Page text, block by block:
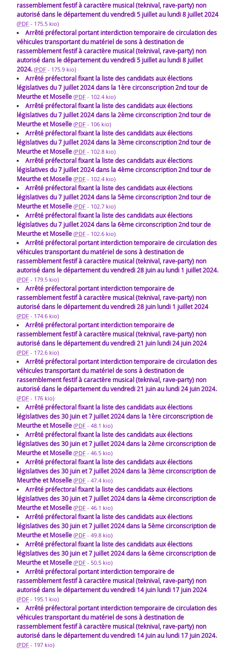
rassemblement festif à caractère musical (teknival, rave-party) non
autorisé dans le département du vendredi 5 juillet au lundi 8 juillet 2024
(PDF - 175.5 kio)
Arrêté préfectoral portant interdiction temporaire de circulation des
véhicules transportant du matériel de sons à destination de
rassemblement festif à caractère musical (teknival, rave-party) non
autorisé dans le département du vendredi 5 juillet au lundi 8 juillet
2024. (PDF - 175.9 kio)
Arrêté préfectoral fixant la liste des candidats aux élections
législatives du 7 juillet 2024 dans la 1ère circonscription 2nd tour de
Meurthe et Moselle (PDF - 102.4 kio)
Arrêté préfectoral fixant la liste des candidats aux élections
législatives du 7 juillet 2024 dans la 2ème circonscription 2nd tour de
Meurthe et Moselle (PDF - 106 kio)
Arrêté préfectoral fixant la liste des candidats aux élections
législatives du 7 juillet 2024 dans la 3ème circonscription 2nd tour de
Meurthe et Moselle (PDF - 102.8 kio)
Arrêté préfectoral fixant la liste des candidats aux élections
législatives du 7 juillet 2024 dans la 4ème circonscription 2nd tour de
Meurthe et Moselle (PDF - 102.4 kio)
Arrêté préfectoral fixant la liste des candidats aux élections
législatives du 7 juillet 2024 dans la 5ème circonscription 2nd tour de
Meurthe et Moselle (PDF - 102.7 kio)
Arrêté préfectoral fixant la liste des candidats aux élections
législatives du 7 juillet 2024 dans la 6ème circonscription 2nd tour de
Meurthe et Moselle (PDF - 102.6 kio)
Arrêté préfectoral portant interdiction temporaire de circulation des
véhicules transportant du matériel de sons à destination de
rassemblement festif à caractère musical (teknival, rave-party) non
autorisé dans le département du vendredi 28 juin au lundi 1 juillet 2024.
(PDF - 179.5 kio)
Arrêté préfectoral portant interdiction temporaire de
rassemblement festif à caractère musical (teknival, rave-party) non
autorisé dans le département du vendredi 28 juin lundi 1 juillet 2024
(PDF - 174.6 kio)
Arrêté préfectoral portant interdiction temporaire de
rassemblement festif à caractère musical (teknival, rave-party) non
autorisé dans le département du vendredi 21 juin lundi 24 juin 2024
(PDF - 172.6 kio)
Arrêté préfectoral portant interdiction temporaire de circulation des
véhicules transportant du matériel de sons à destination de
rassemblement festif à caractère musical (teknival, rave-party) non
autorisé dans le département du vendredi 21 juin au lundi 24 juin 2024.
(PDF - 176 kio)
Arrêté préfectoral fixant la liste des candidats aux élections
législatives des 30 juin et 7 juillet 2024 dans la 1ère circonscription de
Meurthe et Moselle (PDF - 48.1 kio)
Arrêté préfectoral fixant la liste des candidats aux élections
législatives des 30 juin et 7 juillet 2024 dans la 2ème circonscription de
Meurthe et Moselle (PDF - 46.5 kio)
Arrêté préfectoral fixant la liste des candidats aux élections
législatives des 30 juin et 7 juillet 2024 dans la 3ème circonscription de
Meurthe et Moselle (PDF - 47.4 kio)
Arrêté préfectoral fixant la liste des candidats aux élections
législatives des 30 juin et 7 juillet 2024 dans la 4ème circonscription de
Meurthe et Moselle (PDF - 46.1 kio)
Arrêté préfectoral fixant la liste des candidats aux élections
législatives des 30 juin et 7 juillet 2024 dans la 5ème circonscription de
Meurthe et Moselle (PDF - 49.8 kio)
Arrêté préfectoral fixant la liste des candidats aux élections
législatives des 30 juin et 7 juillet 2024 dans la 6ème circonscription de
Meurthe et Moselle (PDF - 50.5 kio)
Arrêté préfectoral portant interdiction temporaire de
rassemblement festif à caractère musical (teknival, rave-party) non
autorisé dans le département du vendredi 14 juin lundi 17 juin 2024
(PDF - 195.1 kio)
Arrêté préfectoral portant interdiction temporaire de circulation des
véhicules transportant du matériel de sons à destination de
rassemblement festif à caractère musical (teknival, rave-party) non
autorisé dans le département du vendredi 14 juin au lundi 17 juin 2024.
(PDF - 197 kio)